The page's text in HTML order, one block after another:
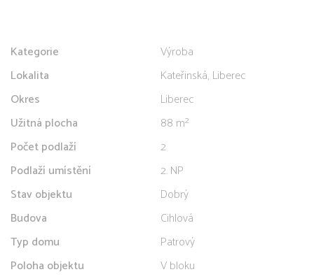
Kategorie
Výroba
Lokalita
Kateřinská, Liberec
Okres
Liberec
Užitná plocha
88 m²
Počet podlaží
2
Podlaží umístění
2. NP
Stav objektu
Dobrý
Budova
Cihlová
Typ domu
Patrový
Poloha objektu
V bloku